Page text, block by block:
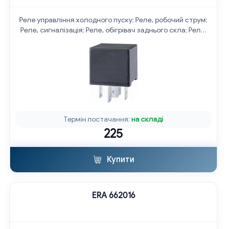
Реле управління холодного пуску; Реле, робочий струм;
Реле, сигналізація; Реле, обігрівач заднього скла; Реле,
склопідйомник; Багатофункціональне реле
Термін постачання:на складі
225
Купити
ERA 662016